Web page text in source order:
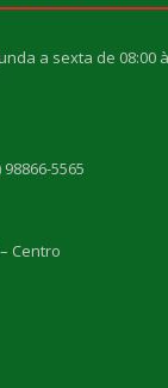
a sexta de 08:00
5565
Centro